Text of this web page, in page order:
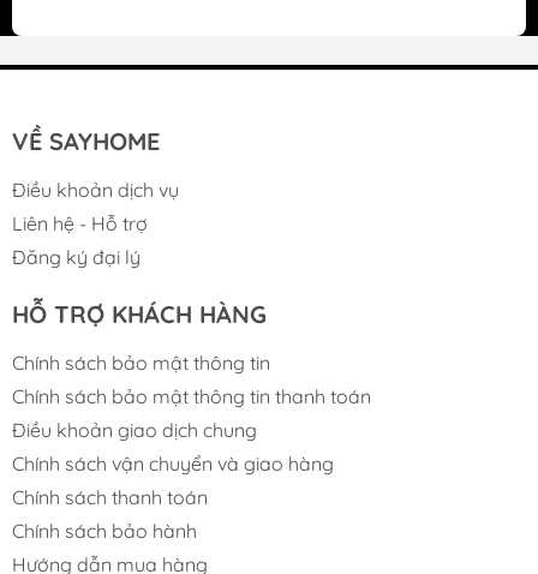
Thông tin sản phẩm Chậu rửa inox B-
VỀ SAYHOME
Điều khoản dịch vụ
Liên hệ - Hỗ trợ
Đăng ký đại lý
HỖ TRỢ KHÁCH HÀNG
Chính sách bảo mật thông tin
Chính sách bảo mật thông tin thanh toán
Điều khoản giao dịch chung
Chính sách vận chuyển và giao hàng
Chính sách thanh toán
Chính sách bảo hành
Hướng dẫn mua hàng